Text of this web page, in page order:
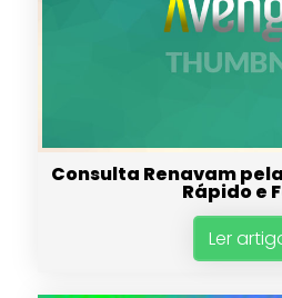
Consulta Renavam
Rápido e
Ler